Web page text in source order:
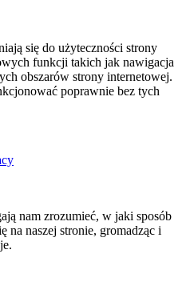
się do użyteczności strony
funkcji takich jak nawigacja
obszarów strony internetowej.
poprawnie bez tych
nam zrozumieć, w jaki sposób
na naszej stronie, gromadząc i